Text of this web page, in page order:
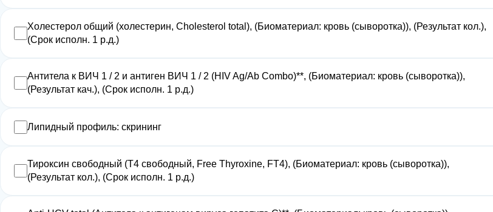
Холестерол общий (холестерин, Cholesterol total), (Биоматериал: кровь (сыворотка)), (Результат кол.),
(Срок исполн. 1 р.д.)
Антитела к ВИЧ 1 / 2 и антиген ВИЧ 1 / 2 (HIV Ag/Ab Combo)**, (Биоматериал: кровь (сыворотка)),
(Результат кач.), (Срок исполн. 1 р.д.)
Липидный профиль: скрининг
Тироксин свободный (Т4 свободный, Free Thyroxine, FT4), (Биоматериал: кровь (сыворотка)),
(Результат кол.), (Срок исполн. 1 р.д.)